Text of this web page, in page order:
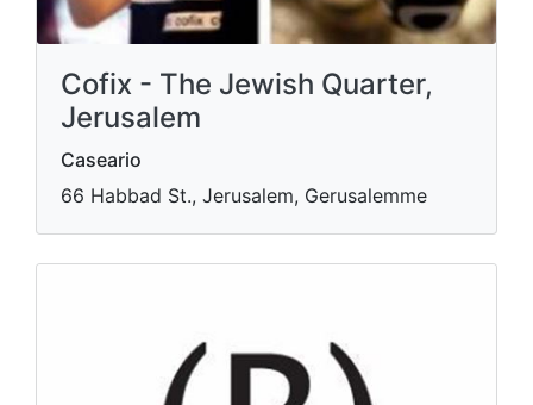
Cofix - The Jewish Quarter,
Jerusalem
Caseario
66 Habbad St., Jerusalem, Gerusalemme